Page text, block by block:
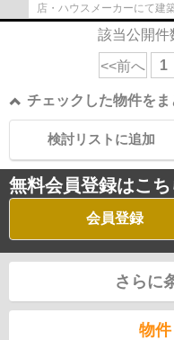
店・ハウスメーカーにて建
該当公開件
<<前へ 1
チェックした物件をま
検討リストに追加
無料会員登録はこち
会員登録
さらに
物